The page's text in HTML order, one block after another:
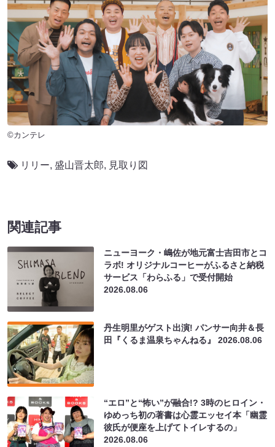
©カンテレ
リリー, 盛山晋太郎, 見取り図
関連記事
ニューヨーク・嶋佐が地元富士吉田市とコ
ラボ! オリジナルコーヒーがふるさと納税
サービス「わらふる」で受付開始
2026.08.06
丹生明里がゲスト出演! パンサー向井＆長
田『くるま温泉ちゃんねる』2026.08.06
“エロ”と“怖い”が融合!? 3時のヒロイン・
ゆめっち初の著書は心霊エッセイ本「幽霊
彼氏が便座を上げてトイレするの」
2026.08.06